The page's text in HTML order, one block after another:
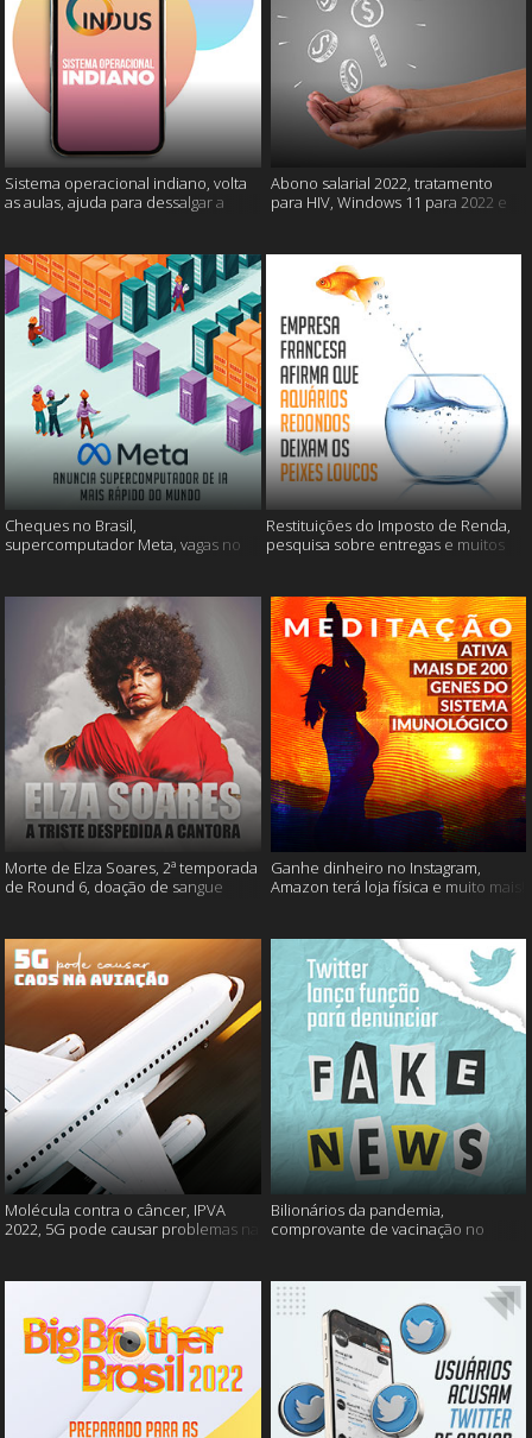
Sistema operacional indiano, volta
as aulas, ajuda para dessalgar a
Abono salarial 2022, tratamento
para HIV, Windows 11 para 2022 e
Cheques no Brasil,
supercomputador Meta, vagas no
Restituições do Imposto de Renda,
pesquisa sobre entregas e muitos
Morte de Elza Soares, 2ª temporada
de Round 6, doação de sangue
Ganhe dinheiro no Instagram,
Amazon terá loja física e muito mais!
Molécula contra o câncer, IPVA
2022, 5G pode causar problemas na
Bilionários da pandemia,
comprovante de vacinação no